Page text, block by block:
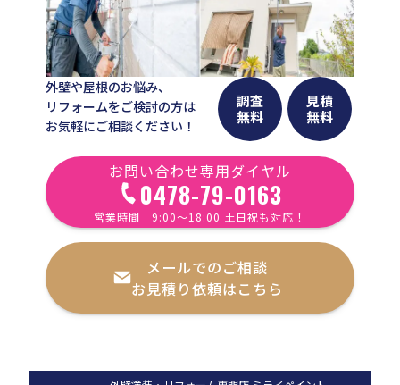
外壁や屋根のお悩み、
リフォームをご検討の方は
お気軽にご相談ください！
調査
無料
見積
無料
お問い合わせ専用ダイヤル
0478-79-0163
営業時間 9:00〜18:00 土日祝も対応！
メールでのご相談
お見積り依頼はこちら